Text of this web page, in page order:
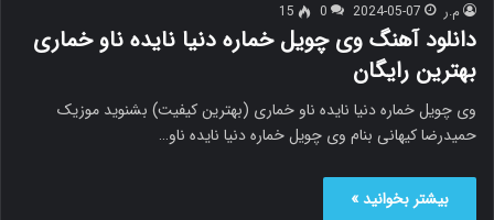
م.ر 2024-05-07
0
15
دانلود آهنگ وی چویل خماره دنیا نایده ناو خماری
بهترین رایگان
وی چویل خماره دنیا نایده ناو خماری (بهترین کیفیت) بشنوید موزیک
حمیدرضا کیهانی بنام وی چویل خماره دنیا نایده ناو…
بیشتر بخوانید »